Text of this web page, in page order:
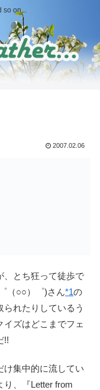
so on...
2007.02.06
とち狂って徒歩で
（○○）゜)さん*1の
られたりしているう
ズはどこまでフェ
!!
集中的に流してい
り、『Letter from